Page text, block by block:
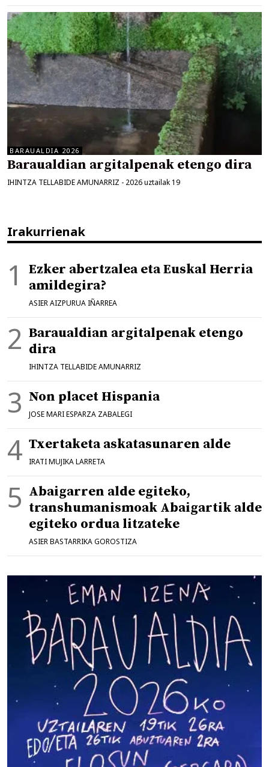
BARAUALDIA 2026
Baraualdian argitalpenak etengo dira
IHINTZA TELLABIDE AMUNARRIZ - 2026 uztailak 19
Irakurrienak
Ezker abertzalea eta Euskal Herria
amildegira?
ASIER AIZPURUA IÑARREA
Baraualdian argitalpenak etengo
dira
IHINTZA TELLABIDE AMUNARRIZ
Non placet Hispania
JOSE MARI ESPARZA ZABALEGI
Txertaketa askatasunaren alde
IRATI MUJIKA LARRETA
Abaigarren alde egiteko,
transhumanismoak Abaigartik alde
egiteko ordua litzateke
ASIER BASTARRIKA GOROSTIZA